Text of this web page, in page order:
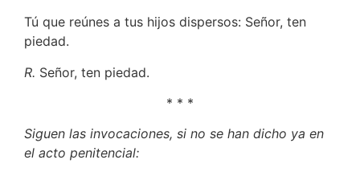
Tú que reúnes a tus hijos dispersos: Señor, ten
piedad.
R. Señor, ten piedad.
* * *
Siguen las invocaciones, si no se han dicho ya en
el acto penitencial: